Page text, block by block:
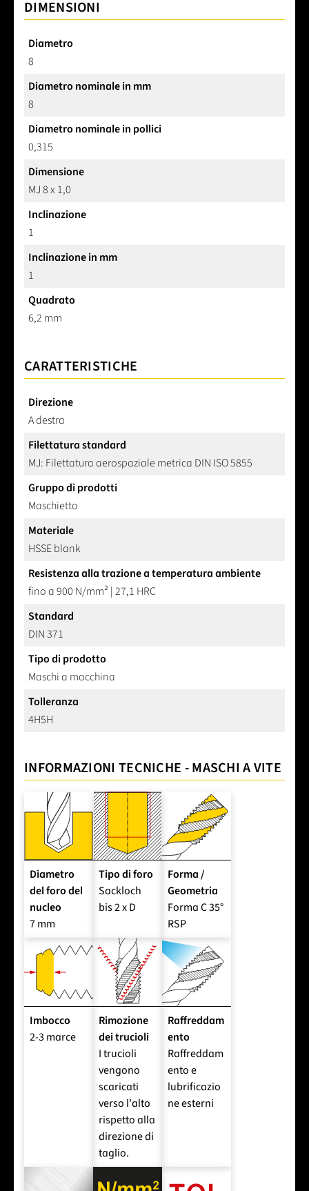
DIMENSIONI
Diametro
8
Diametro nominale in mm
8
Diametro nominale in pollici
0,315
Dimensione
MJ 8 x 1,0
Inclinazione
1
Inclinazione in mm
1
Quadrato
6,2 mm
CARATTERISTICHE
Direzione
A destra
Filettatura standard
MJ: Filettatura aerospaziale metrica DIN ISO 5855
Gruppo di prodotti
Maschietto
Materiale
HSSE blank
Resistenza alla trazione a temperatura ambiente
fino a 900 N/mm² | 27,1 HRC
Standard
DIN 371
Tipo di prodotto
Maschi a macchina
Tolleranza
4H5H
INFORMAZIONI TECNICHE - MASCHI A VITE
Diametro
del foro del
nucleo
7 mm
Tipo di foro
Sackloch
bis 2 x D
Forma /
Geometria
Forma C 35°
RSP
Imbocco
2-3 marce
Rimozione
dei trucioli
I trucioli
vengono
scaricati
verso l'alto
rispetto alla
direzione di
taglio.
Raffreddam
ento
Raffreddam
ento e
lubrificazio
ne esterni